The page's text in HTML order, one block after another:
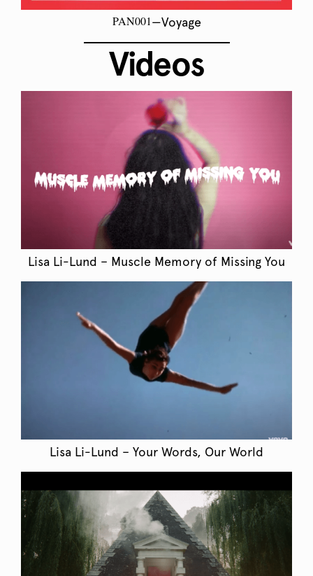
PAN001—Voyage
Videos
Lisa Li-Lund – Muscle Memory of Missing You
Lisa Li-Lund – Your Words, Our World